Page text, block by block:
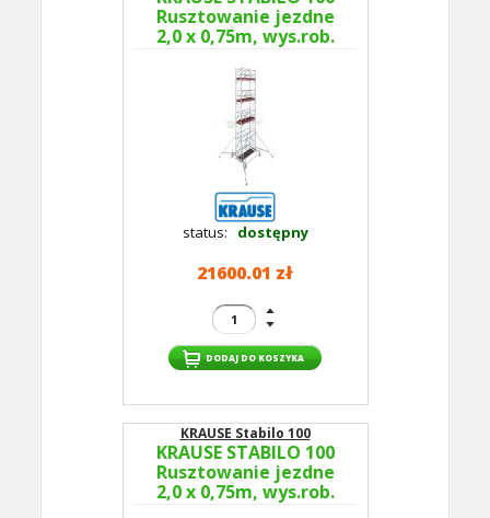
Rusztowanie jezdne
2,0 x 0,75m, wys.rob.
GUARDMATIC Nowa
norma PN EN 1004-1
status: dostępny
21600.01 zł
KRAUSE Stabilo 100
KRAUSE STABILO 100
Rusztowanie jezdne
2,0 x 0,75m, wys.rob.